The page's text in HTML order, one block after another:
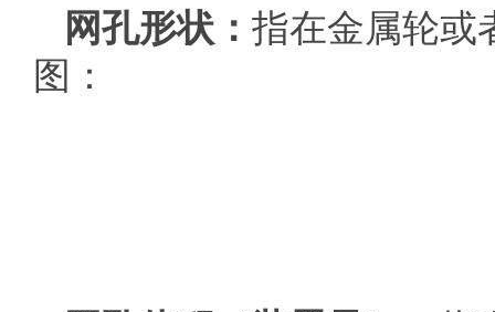
网孔形状： 指在金属轮或
图：